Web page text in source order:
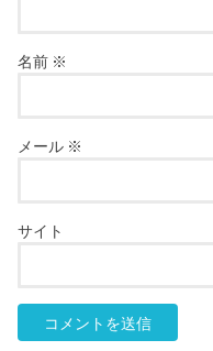
名前 ※
メール ※
サイト